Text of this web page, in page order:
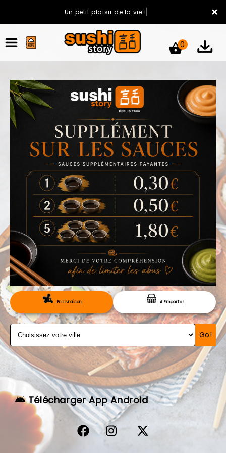
×
Un petit plaisir de la vie !
ACCUEIL
LA CARTE
VOTRE COMPTE
NOTRE RESTAURANT
VOS AVIS
MENTIONS LÉGALES
C.G.V
RÉSERVATION
0
En Livraison A Emporter
Go!
Télécharger App Android